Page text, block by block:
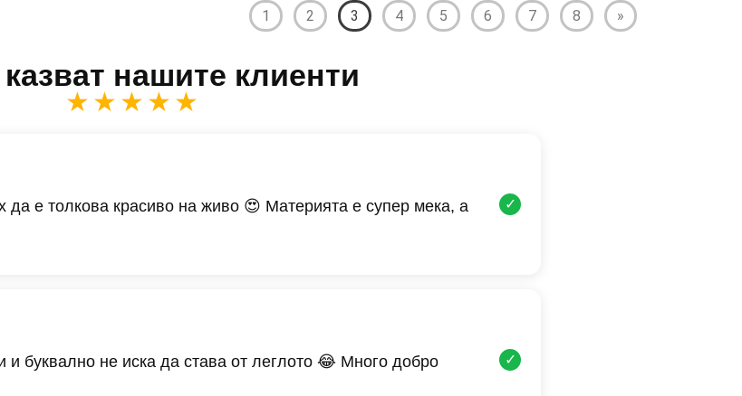
1 2 3 4 5 6 7 8 »
нашите клиенти
★★★★★
да е толкова красиво на живо 😍 Материята е супер мека, а
✓
буквално не иска да става от леглото 😂 Много добро
✓